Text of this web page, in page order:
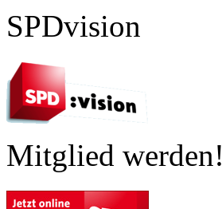
SPDvision
Mitglied werden!